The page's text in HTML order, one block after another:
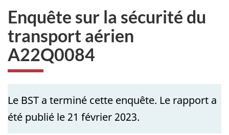
Enquête sur la sécurité du
transport aérien
A22Q0084
Le BST a terminé cette enquête. Le rapport a
été publié le 21 février 2023.